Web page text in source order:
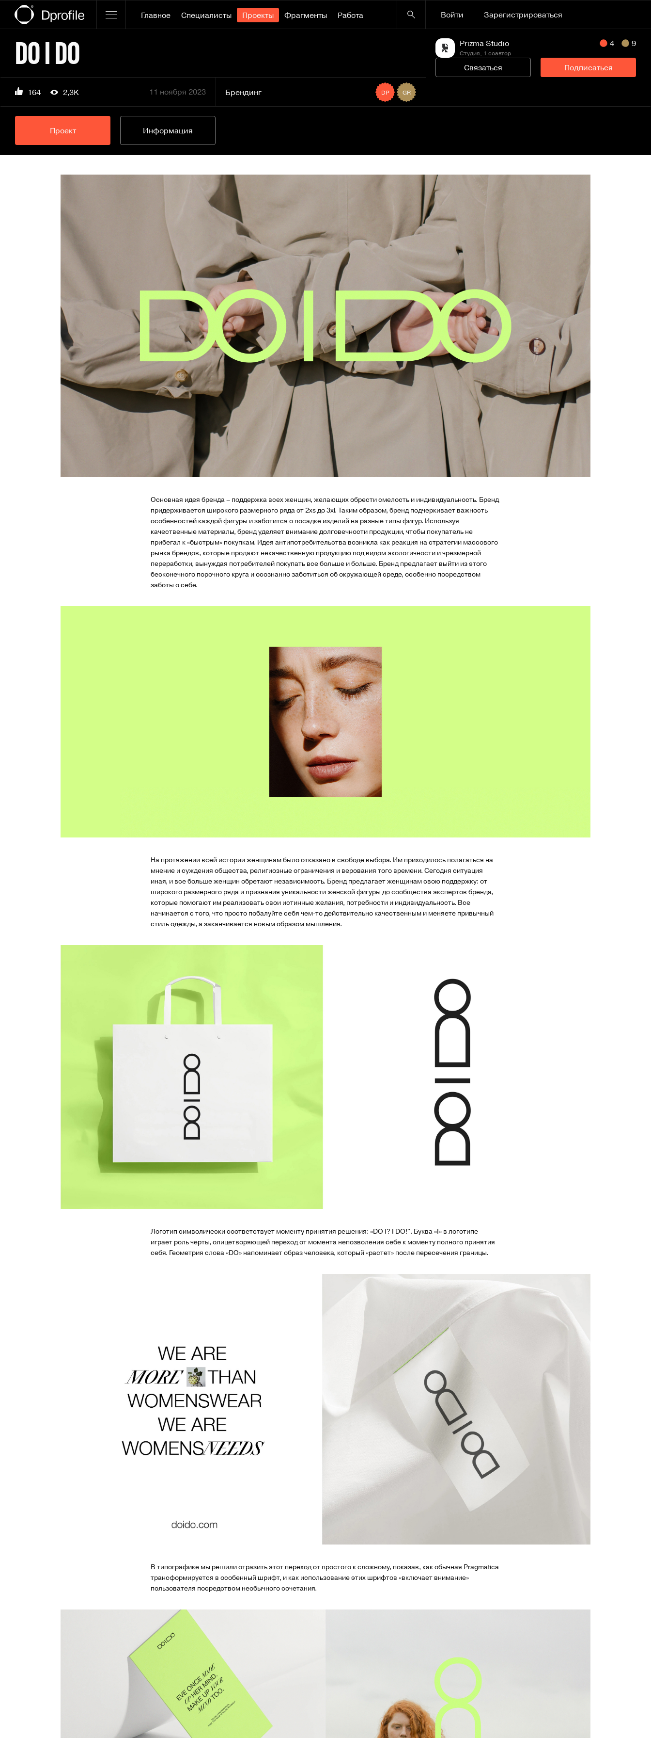
Главное Специалисты Проекты Фрагменты Работа Войти Зарегистрироваться
DO I DO
164 2,3K 11 ноября 2023 Брендинг DP GR
Prizma Studio
Студия, 1 соавтор
4 9
Связаться Подписаться
Проект Информация
Основная идея бренда – поддержка всех женщин, желающих обрести смелость и индивидуальность. Бренд
придерживается широкого размерного ряда от 2xs до 3xl. Таким образом, бренд подчеркивает важность
особенностей каждой фигуры и заботится о посадке изделий на разные типы фигур. Используя
качественные материалы, бренд уделяет внимание долговечности продукции, чтобы покупатель не
прибегал к «быстрым» покупкам. Идея антипотребительства возникла как реакция на стратегии массового
рынка брендов, которые продают некачественную продукцию под видом экологичности и чрезмерной
переработки, вынуждая потребителей покупать все больше и больше. Бренд предлагает выйти из этого
бесконечного порочного круга и осознанно заботиться об окружающей среде, особенно посредством
заботы о себе.
На протяжении всей истории женщинам было отказано в свободе выбора. Им приходилось полагаться на
мнение и суждения общества, религиозные ограничения и верования того времени. Сегодня ситуация
иная, и все больше женщин обретают независимость. Бренд предлагает женщинам свою поддержку: от
широкого размерного ряда и признания уникальности женской фигуры до сообщества экспертов бренда,
которые помогают им реализовать свои истинные желания, потребности и индивидуальность. Все
начинается с того, что просто побалуйте себя чем-то действительно качественным и меняете привычный
стиль одежды, а заканчивается новым образом мышления.
Логотип символически соответствует моменту принятия решения: «DO I? I DO!". Буква «I» в логотипе
играет роль черты, олицетворяющей переход от момента непозволения себе к моменту полного принятия
себя. Геометрия слова «DO» напоминает образ человека, который «растет» после пересечения границы.
В типографике мы решили отразить этот переход от простого к сложному, показав, как обычная Pragmatica
трансформируется в особенный шрифт, и как использование этих шрифтов «включает внимание»
пользователя посредством необычного сочетания.